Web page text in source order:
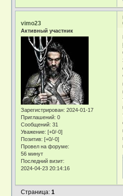
vimo23
Активный участник
Зарегистрирован: 2024-01-17
Приглашений: 0
Сообщений: 31
Уважение: [+0/-0]
Позитив: [+0/-0]
Провел на форуме:
56 минут
Последний визит:
2024-04-23 20:14:16
Страница:1